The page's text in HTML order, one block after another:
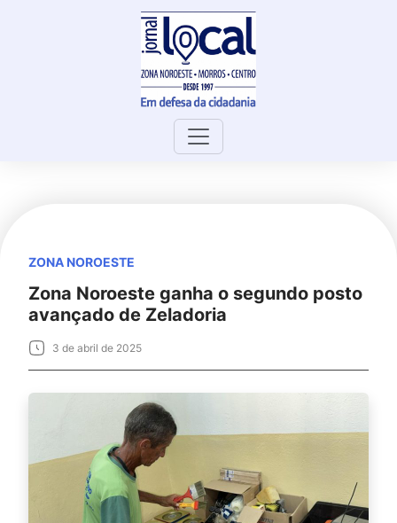
ZONA NOROESTE
Zona Noroeste ganha o segundo posto
avançado de Zeladoria
3 de abril de 2025